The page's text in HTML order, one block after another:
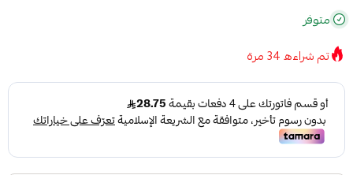
متوفر
تم شراءه34مرة